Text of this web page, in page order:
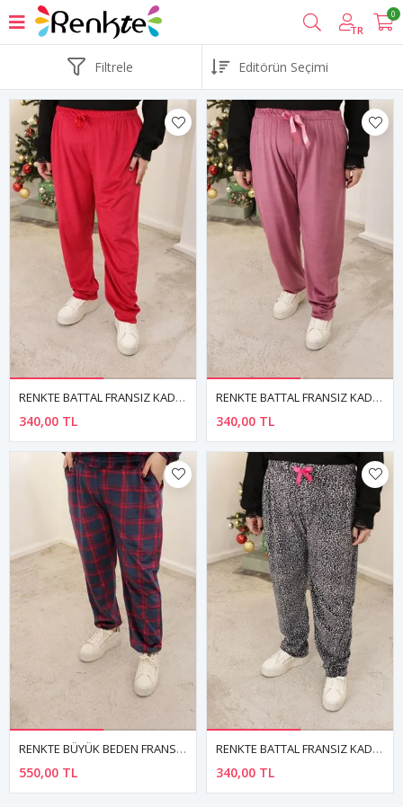
TR
0
Filtrele
RENKTE BATTAL FRANSIZ KADİFE KIRMIZI TEK ALT
340,00 TL
RENKTE BATTAL FRANSIZ KADİFE PUDRA TEK ALT
340,00 TL
RENKTE BÜYÜK BEDEN FRANSIZ KADİFE TEK ALT
550,00 TL
RENKTE BATTAL FRANSIZ KADİFE DESENLİ TEK ALT
340,00 TL